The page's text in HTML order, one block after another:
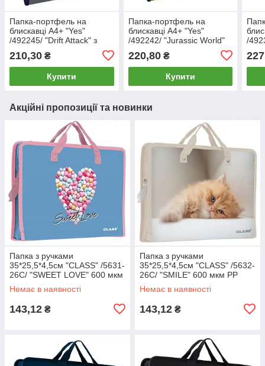
Папка-портфель на
блискавці А4+ "Yes"
/492245/ "Drift Attack" з
210,30 ₴
Купити
Папка-портфель на
блискавці А4+ "Yes"
/492242/ "Jurassic World"
хакі з ткан. ручк. (1/12/48)
220,80₴
Купити
/
Акційні пропозиції та новинки
Папка з ручками
35*25,5*4,5см "CLASS" /5631-
26C/ "SWEET LOVE" 600 мкм
РР (1/60)
Немає в наявності
143,12 ₴
Папка з ручками
35*25,5*4,5см "CLASS" /5632-
26C/ "SMILE" 600 мкм РР
(1/60)
Немає в наявності
143,12 ₴